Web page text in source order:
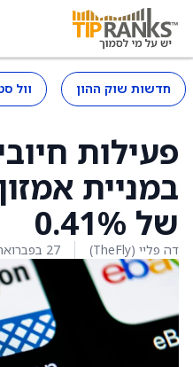
חדשות שוק ההון וול
פעילות
במניית
של 0.41%
דה פליי (TheFly) 27 בפברואר 2026